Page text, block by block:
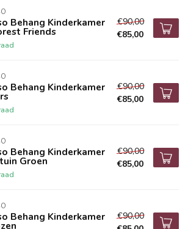
Behang Kinderkamer
Friends
€90,00
€85,00
Behang Kinderkamer
€90,00
€85,00
Behang Kinderkamer
Groen
€90,00
€85,00
Behang Kinderkamer
€90,00